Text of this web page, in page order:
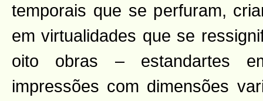
temporais que se perfuram,
em virtualidades que se
oito obras – estandartes
impressões com dimensões